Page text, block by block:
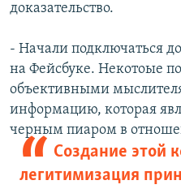
доказательство.
- Начали подключаться
на Фейсбуке. Некотоые
объективными
информацию, которая
черным пиаром в
Создание этой
легитимизация